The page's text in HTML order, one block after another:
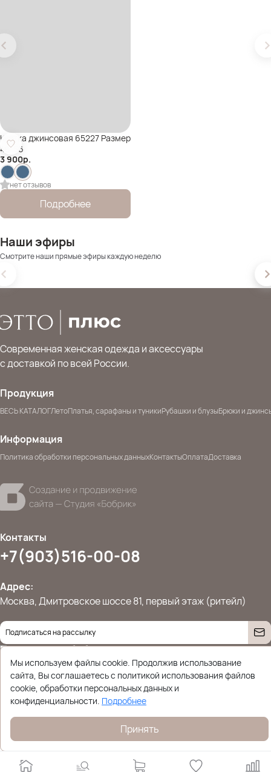
Куртка джинсовая 65227 Размер
48-56
3 900р.
нет отзывов
Подробнее
Наши эфиры
Смотрите наши прямые эфиры каждую неделю
Современная женская одежда и аксессуары
с доставкой по всей России.
Продукция
ВЕСЬ КАТАЛОГЛетоПлатья, сарафаны и туникиРубашки и блузыБрюки и
Информация
Политика обработки персональных данныхКонтактыОплатаДоставка
Контакты
+7(903)516-00-08
Адрес:
Москва, Дмитровское шоссе 81, первый этаж (ритейл)
Даю согласие наобработку персональных данных
© 2026 Ettoplus.ru — Все права защищены.
Политика конфиденциальности
Мы используем файлы cookie. Продолжив использование
сайта, Вы соглашаетесь с политикой использования файлов
cookie, обработки персональных данных и
конфиденциальности. Подробнее
Принять